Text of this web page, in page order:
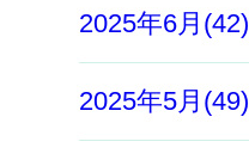
2025年6月(42)
2025年5月(49)